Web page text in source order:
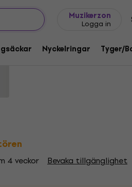
Muzikerzon
Logga in
Nyckelringar Tyger/
2XL Skjorta
1218379
4 veckor Bevaka tillgänglighet